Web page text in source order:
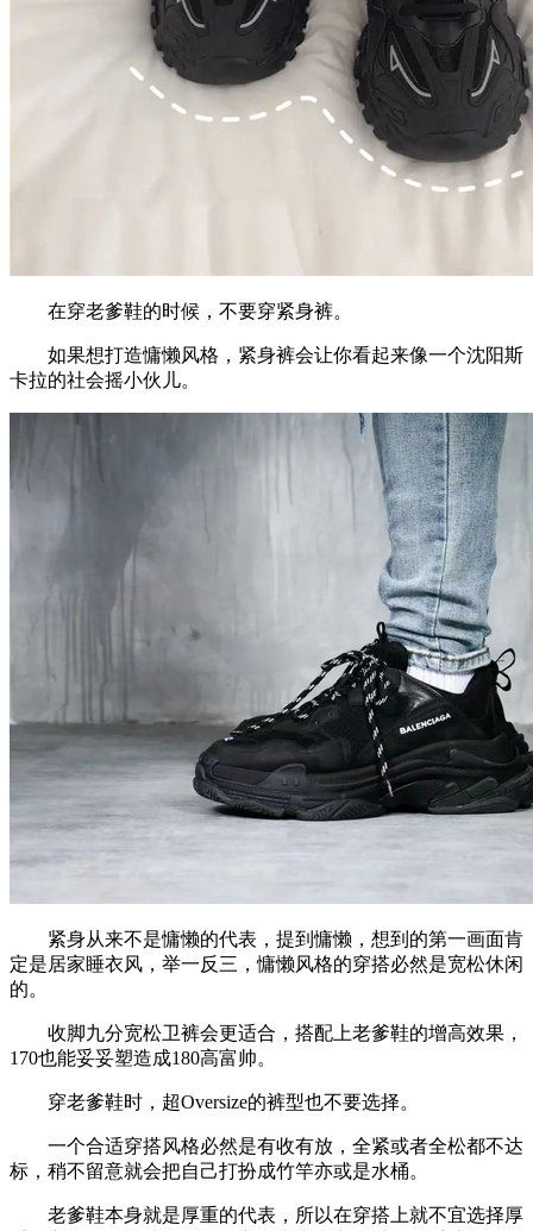
在穿老爹鞋的时候，不要穿紧身裤。
如果想打造慵懒风格，紧身裤会让你看起来像一个沈阳斯
卡拉的社会摇小伙儿。
紧身从来不是慵懒的代表，提到慵懒，想到的第一画面肯
定是居家睡衣风，举一反三，慵懒风格的穿搭必然是宽松休闲
的。
收脚九分宽松卫裤会更适合，搭配上老爹鞋的增高效果，
170也能妥妥塑造成180高富帅。
穿老爹鞋时，超Oversize的裤型也不要选择。
一个合适穿搭风格必然是有收有放，全紧或者全松都不达
标，稍不留意就会把自己打扮成竹竿亦或是水桶。
老爹鞋本身就是厚重的代表，所以在穿搭上就不宜选择厚